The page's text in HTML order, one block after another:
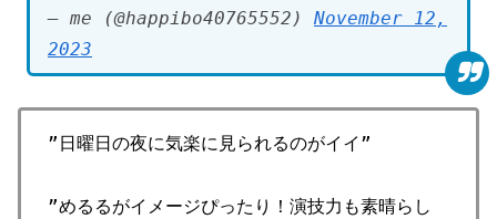
— me (@happibo40765552) November 12,
2023
”日曜日の夜に気楽に見られるのがイイ”
”めるるがイメージぴったり！演技力も素晴らし